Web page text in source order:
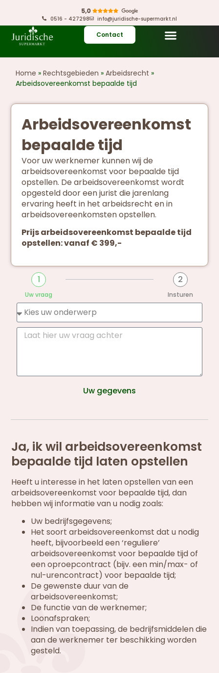
0516 - 427298 info@juridische-supermarkt.nl
Contact
Home »Rechtsgebieden »Arbeidsrecht »
Arbeidsovereenkomst bepaalde tijd
1
Uw vraag
2
Insturen
Uw gegevens
Arbeidsovereenkomst
bepaalde tijd
Voor uw werknemer kunnen wij de
arbeidsovereenkomst voor bepaalde tijd
opstellen. De arbeidsovereenkomst wordt
opgesteld door een jurist die jarenlang
ervaring heeft in het arbeidsrecht en in
arbeidsovereenkomsten opstellen.
Prijs arbeidsovereenkomst bepaalde tijd
opstellen: vanaf € 399,-
Ja, ik wil arbeidsovereenkomst
bepaalde tijd laten opstellen
Heeft u interesse in het laten opstellen van een
arbeidsovereenkomst voor bepaalde tijd, dan
hebben wij informatie van u nodig zoals:
Uw bedrijfsgegevens;
Het soort arbeidsovereenkomst dat u nodig
heeft, bijvoorbeeld een ‘reguliere’
arbeidsovereenkomst voor bepaalde tijd of
een oproepcontract (bijv. een min/max- of
nul-urencontract) voor bepaalde tijd;
De gewenste duur van de
arbeidsovereenkomst;
De functie van de werknemer;
Loonafspraken;
Indien van toepassing, de bedrijfsmiddelen die
aan de werknemer ter beschikking worden
gesteld.